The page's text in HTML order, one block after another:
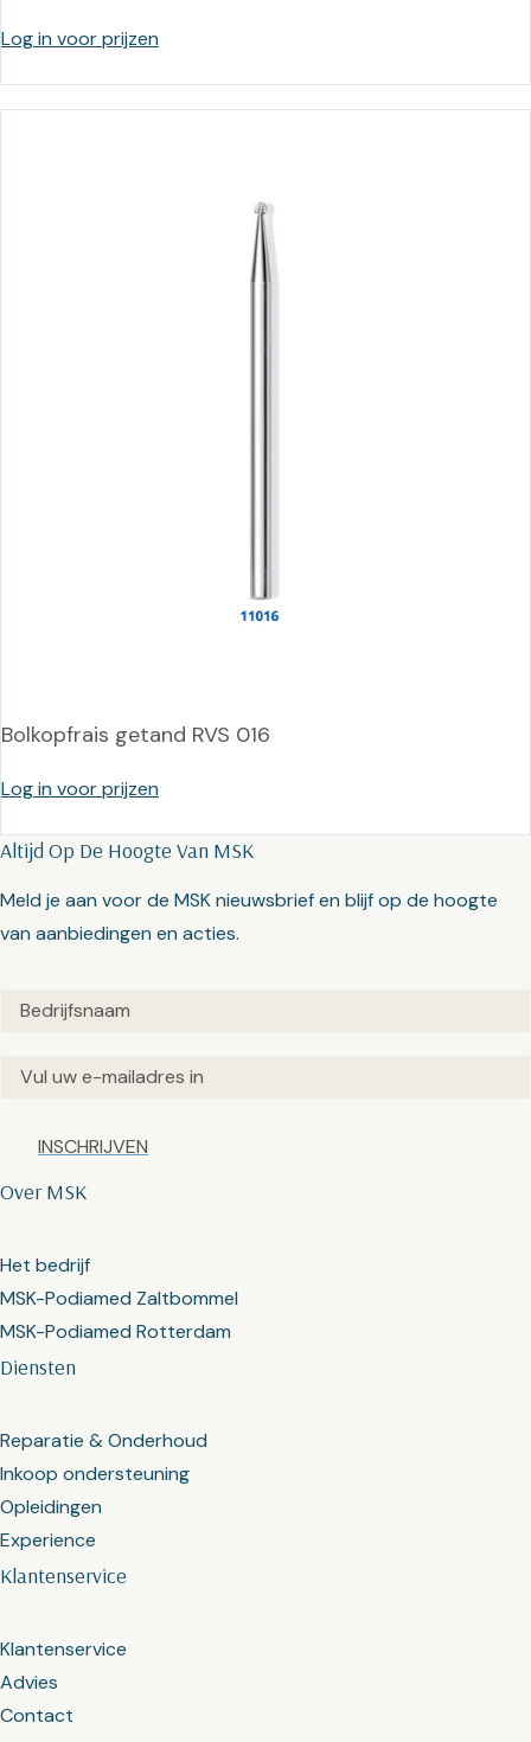
Log in voor prijzen
Bolkopfrais getand RVS 016
Log in voor prijzen
Klantenservice
Klantenservice
Advies
Contact
Diensten
Reparatie & Onderhoud
Inkoop ondersteuning
Opleidingen
Experience
Over MSK
Het bedrijf
MSK-Podiamed Zaltbommel
MSK-Podiamed Rotterdam
Altijd Op De Hoogte Van MSK
Meld je aan voor de MSK nieuwsbrief en blijf op de hoogte
van aanbiedingen en acties.
Untitled(Vereist)
Email(Vereist)
Captcha